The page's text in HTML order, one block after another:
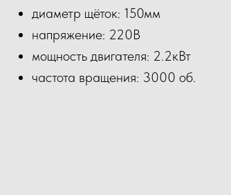
диаметр щёток: 150мм
напряжение: 220В
мощность двигателя: 2.2кВт
частота вращения: 3000 об.